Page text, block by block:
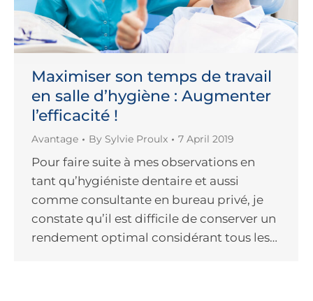
Maximiser son temps de travail
en salle d’hygiène : Augmenter
l’efficacité !
Avantage By Sylvie Proulx 7 April 2019
Pour faire suite à mes observations en
tant qu’hygiéniste dentaire et aussi
comme consultante en bureau privé, je
constate qu’il est difficile de conserver un
rendement optimal considérant tous les…